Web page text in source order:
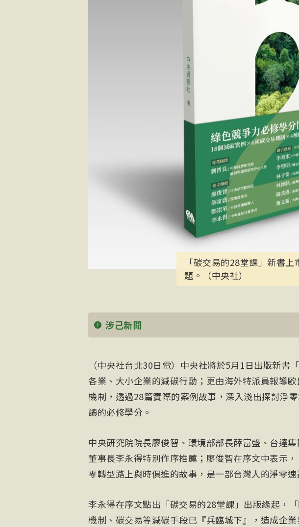
「碳交易的28堂課」新書
題。（中央社）
涉己新聞
（中央社台北30日電）中央社將於5月1日出版新書
各業、大小企業的減碳行動；更由海外特派員報導
機制，透過28篇實際的案例故事，深入淺出探討淨
讀的必修學分。
中央研究院院長廖俊智、環境部部長薛富盛 、台達
董事長李永得特別作序推薦；廖俊智在序文中表示
零轉型路上與時俱進的故事，是一部台灣人的淨零速
李永得在序文點出「碳交易的28堂課」出版緣起，
機制、碳交易等減碳手段已『兵臨城下』，造成企